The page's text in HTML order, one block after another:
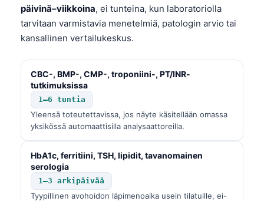
päivinä–viikkoina, ei tunteina, kun laboratoriolla
tarvitaan varmistavia menetelmiä, patologin arvio tai
kansallinen vertailukeskus.
CBC-, BMP-, CMP-, troponiini-, PT/INR-
tutkimuksissa
1–6 tuntia
Yleensä toteutettavissa, jos näyte käsitellään omassa
yksikössä automaattisilla analysaattoreilla.
HbA1c, ferritiini, TSH, lipidit, tavanomainen
serologia
1–3 arkipäivää
Tyypillinen avohoidon läpimenoaika usein tilatuille, ei-